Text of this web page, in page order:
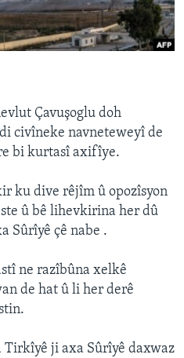
Çavuşoglu doh
civîneke navneteweyî de
bi kurtasî axifîye.
ku dive rêjîm û opozîsyon
û bê lihevkirina her dû
Sûrîyê çê nabe .
ne razîbûna xelkê
de hat û li her derê
ji axa Sûrîyê daxwaz